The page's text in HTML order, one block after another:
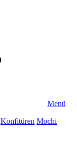
Menü
Konfitüren Mochi